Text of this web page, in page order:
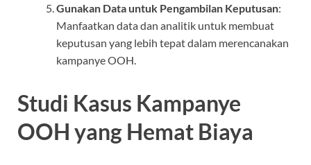
Gunakan Data untuk Pengambilan Keputusan:
Manfaatkan data dan analitik untuk membuat
keputusan yang lebih tepat dalam merencanakan
kampanye OOH.
Studi Kasus Kampanye
OOH yang Hemat Biaya